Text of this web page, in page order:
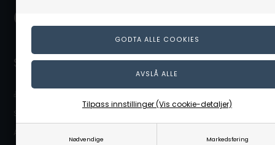
Nødvendige Markedsføring
Tilpass innstillinger (Vis cookie-detaljer)
Snarveier
🎁 Gavekort
Sikkerhetsdatablader
Abonnere på nyhetsbrevet